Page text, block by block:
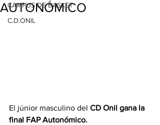
CAMPUS DE BASKET
C.D.ONIL
AUTONÓMICO
El júnior masculino del CD Onil gana la
final FAP Autonómico.